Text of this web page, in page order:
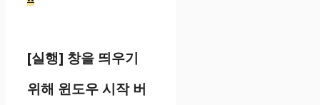
[실행] 창을 띄우기
위해 윈도우 시작 버